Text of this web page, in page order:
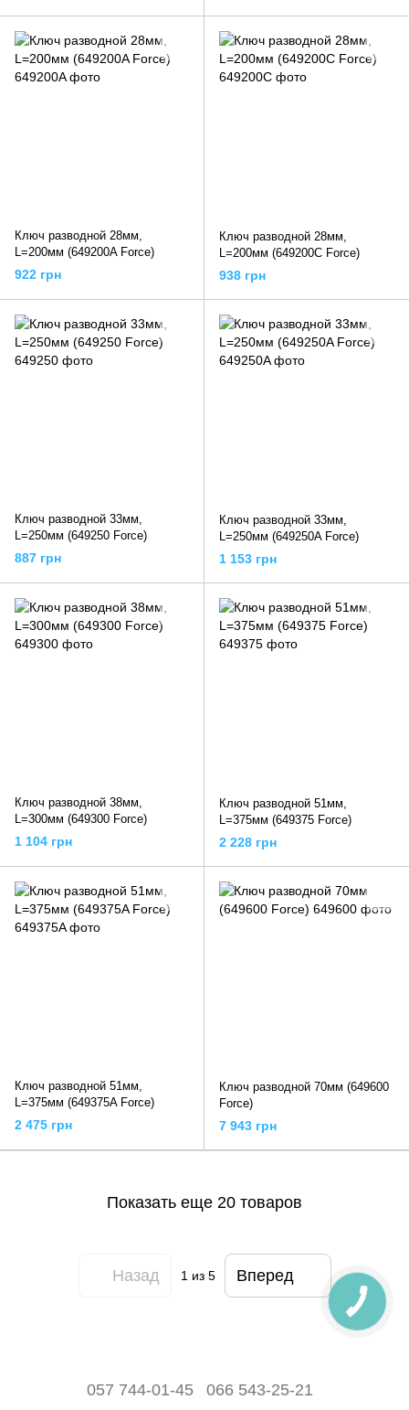
Ключ разводной 28мм,
L=200мм (649200A Force)
922 грн
Ключ разводной 28мм,
L=200мм (649200C Force)
938 грн
Ключ разводной 33мм,
L=250мм (649250 Force)
887 грн
Ключ разводной 33мм,
L=250мм (649250A Force)
1 153 грн
Ключ разводной 38мм,
L=300мм (649300 Force)
1 104 грн
Ключ разводной 51мм,
L=375мм (649375 Force)
2 228 грн
Ключ разводной 51мм,
L=375мм (649375A Force)
2 475 грн
Ключ разводной 70мм (649600
Force)
7 943 грн
Показать еще 20 товаров
Назад 1из 5 Вперед
057 744-01-45 066 543-25-21